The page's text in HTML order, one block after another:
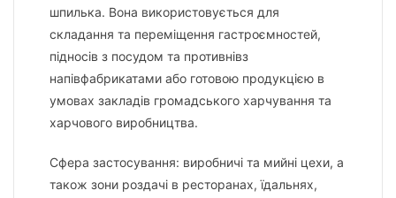
шпилька. Вона використовується для
складання та переміщення гастроємностей,
підносів з посудом та противнівз
напівфабрикатами або готовою продукцією в
умовах закладів громадського харчування та
харчового виробництва.
Сфера застосування: виробничі та мийні цехи, а
також зони роздачі в ресторанах, їдальнях,